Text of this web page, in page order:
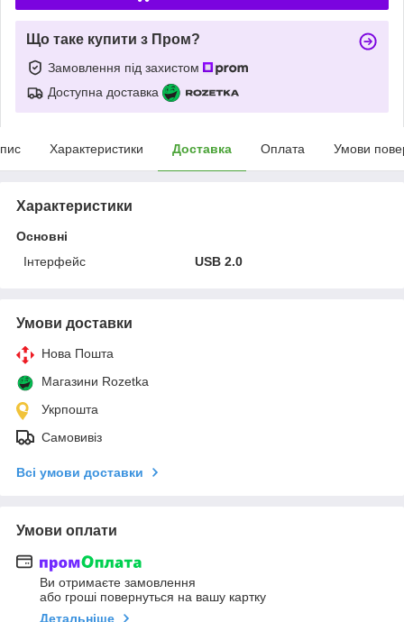
Що таке купити з Пром?
Замовлення під захистом
Доступна доставка
Характеристики Доставка Оплата Умови
Характеристики
Основні
Інтерфейс
USB 2.0
Умови доставки
Нова Пошта
Магазини Rozetka
Укрпошта
Самовивіз
Всі умови доставки
Умови оплати
Ви отримаєте замовлення
або гроші повернуться на вашу картку
Детальніше